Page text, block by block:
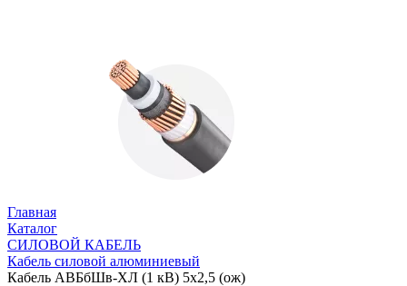
Главная
Каталог
СИЛОВОЙ КАБЕЛЬ
Кабель силовой алюминиевый
Кабель АВБбШв-ХЛ (1 кВ) 5х2,5 (ож)